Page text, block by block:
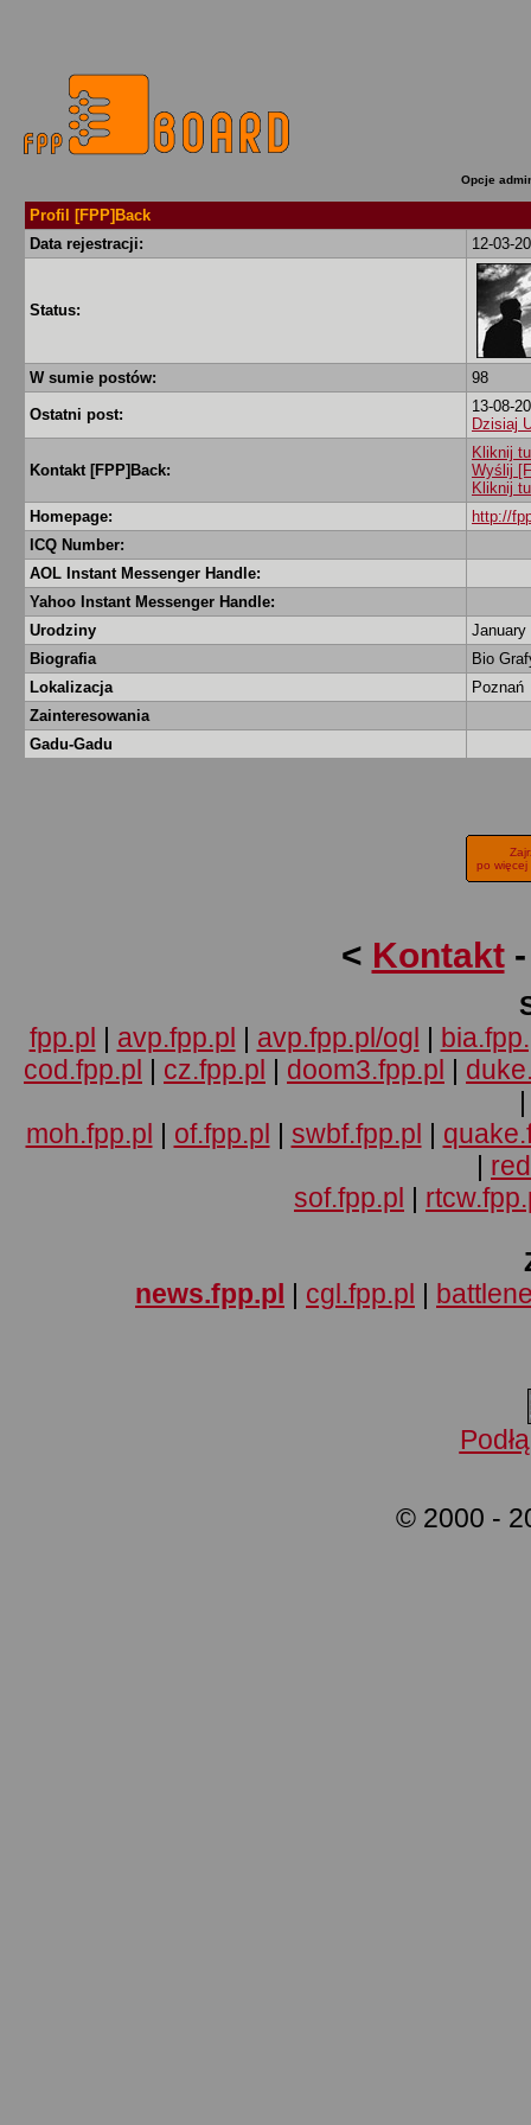
Opcje
Profil [FPP]Back
Data rejestracji:
12-03-
Status:
W sumie postów: 98
Ostatni post:
13-08-
Dzisiaj
Kontakt [FPP]Back:
Kliknij
Wyślij
Kliknij
Homepage:
http://
ICQ Number:
AOL Instant Messenger Handle:
Yahoo Instant Messenger Handle:
Urodziny
January
Biografia
Bio
Lokalizacja
Poznań
Zainteresowania
Gadu-Gadu
po więcej
< Kontakt
fpp.pl | avp.fpp.pl | avp.fpp.pl/ogl |
cod.fpp.pl | cz.fpp.pl | doom3.fpp.pl |
moh.fpp.pl | of.fpp.pl | swbf.fpp.pl |
|
sof.fpp.pl |
news.fpp.pl | cgl.fpp.pl |
© 2000 -